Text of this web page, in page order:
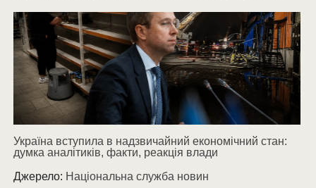
Україна вступила в надзвичайний економічний стан:
думка аналітиків, факти, реакція влади
Джерело: Національна служба новин